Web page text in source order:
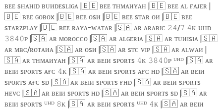
ʙᴇᴇ sʜᴀʜɪᴅ ʙᴜᴎᴅᴇsʟɪɢᴀ |🇧🇪ʙᴇᴇ ᴛʜᴍᴀᴎʏᴀʜ |🇧🇪ʙᴇᴇ ᴀʟ ғᴀᴊᴇʀ |
🇧🇪ʙᴇᴇ ɢᴏʙᴏx |🇧🇪ʙᴇᴇ ᴏsᴎ |🇧🇪ʙᴇᴇ sᴛᴀʀ ᴏᴎ |🇧🇪ʙᴇᴇ
sᴛᴀʀᴢᴘʟᴀʏ |🇧🇪ʙᴇᴇ ʀᴀʏᴀ-ᴡᴀᴛᴀʀ |🇸🇦ᴀʀ ᴀʀᴀʙɪᴄ 𝟸𝟺/𝟽 𝟺ᴋ ᴜʜᴅ
𝟹𝟾𝟺𝟶ᴘ |🇸🇦ᴀʀ ᴍᴏʀᴏᴄᴄᴏ |🇸🇦ᴀʀ ᴀʟɢᴇʀɪᴀ |🇸🇦ᴀʀ ᴛᴜᴎɪsɪᴀ |🇸🇦
ᴀʀ ᴍʙᴄ/ʀᴏᴛᴀᴎᴀ |🇸🇦ᴀʀ ᴏsᴎ |🇸🇦ᴀʀ sᴛᴄ ᴠɪᴘ |🇸🇦ᴀʀ ᴀʟᴡᴀᴎ |
🇸🇦ᴀʀ ᴛʜᴍᴀᴎʏᴀʜ |🇸🇦ᴀʀ ʙᴇɪᴎ sᴘᴏʀᴛs 𝟺ᴋ 𝟹𝟾𝟺𝟶ᴘ ᵁᴴᴰ |🇸🇦ᴀʀ
ʙᴇɪᴎ sᴘᴏʀᴛs ᴀғᴄ 𝟺ᴋ |🇸🇦ᴀʀ ʙᴇɪᴎ sᴘᴏʀᴛs ᴀғᴄ ʜᴅ |🇸🇦ᴀʀ ʙᴇɪᴎ
sᴘᴏʀᴛs ᴀғᴄ sᴅ |🇸🇦ᴀʀ ʙᴇɪᴎ sᴘᴏʀᴛs ғʜᴅ |🇸🇦ᴀʀ ʙᴇɪᴎ sᴘᴏʀᴛs
ʜᴇᴠᴄ |🇸🇦ᴀʀ ʙᴇɪᴎ sᴘᴏʀᴛs ʜᴅ |🇸🇦ᴀʀ ʙᴇɪᴎ sᴘᴏʀᴛs sᴅ |🇸🇦ᴀʀ
ʙᴇɪᴎ sᴘᴏʀᴛs ᵁᴴᴰ 𝟾ᴋ |🇸🇦ᴀʀ ʙᴇɪᴎ sᴘᴏʀᴛs ᵁᴴᴰ 𝟺ᴋ |🇸🇦ᴀʀ ʙᴇɪᴎ